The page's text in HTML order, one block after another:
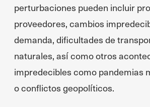
perturbaciones pueden incluir
proveedores, cambios
demanda, dificultades de
naturales, así como otros
impredecibles como pandemias
o conflictos geopolíticos.